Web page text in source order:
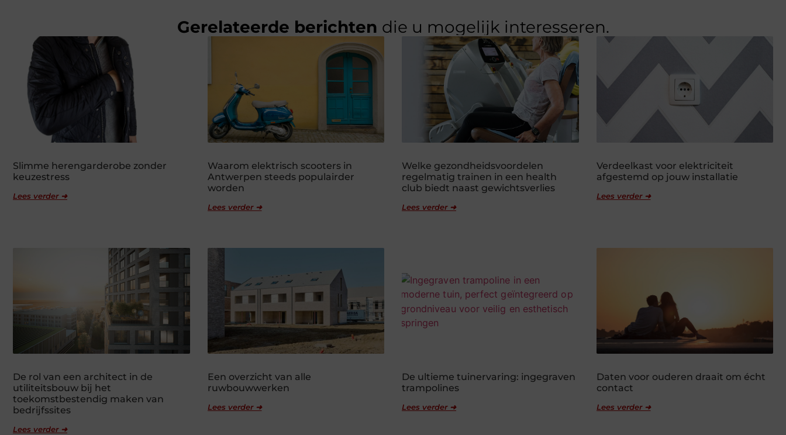
Gerelateerde berichten die u mogelijk interesseren.
Slimme herengarderobe zonder
keuzestress
Lees verder ➜
Waarom elektrisch scooters in
Antwerpen steeds populairder
worden
Lees verder ➜
Welke gezondheidsvoordelen
regelmatig trainen in een health
club biedt naast gewichtsverlies
Lees verder ➜
Verdeelkast voor elektriciteit
afgestemd op jouw installatie
Lees verder ➜
De rol van een architect in de
utiliteitsbouw bij het
toekomstbestendig maken van
bedrijfssites
Lees verder ➜
Een overzicht van alle
ruwbouwwerken
Lees verder ➜
De ultieme tuinervaring: ingegraven
trampolines
Lees verder ➜
Daten voor ouderen draait om écht
contact
Lees verder ➜